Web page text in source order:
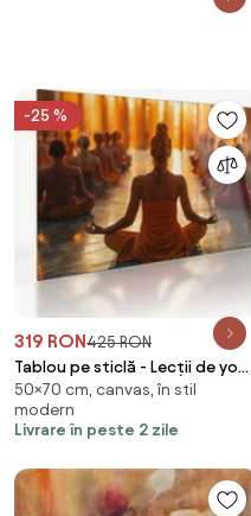
-25 %
319 RON425 RON
Tablou pe sticlă - Lecții de yoga
(70x50 cm)
50×70 cm, canvas, în stil
modern
Livrare în peste 2 zile